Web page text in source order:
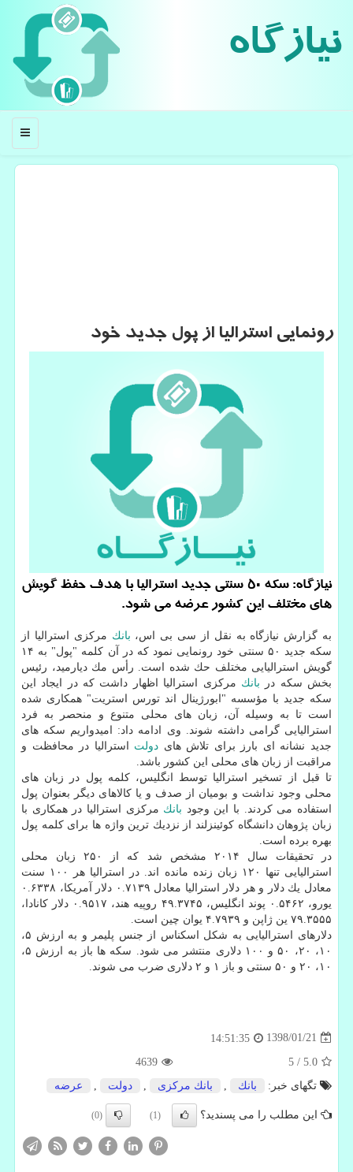
نیازگاه
منو
رونمایی استرالیا از پول جدید خود
نیازگاه: سكه 50 سنتی جدید استرالیا با هدف حفظ گویش
های مختلف این كشور عرضه می شود.
به گزارش نیازگاه به نقل از سی بی اس، بانك مركزی استرالیا از
سكه جدید ۵۰ سنتی خود رونمایی نمود كه در آن كلمه "پول" به ۱۴
گویش استرالیایی مختلف حك شده است. رأس مك دیارمید، رئیس
بخش سكه در بانك مركزی استرالیا اظهار داشت كه در ایجاد این
سكه جدید با مؤسسه "ابورژینال اند تورس استریت" همكاری شده
است تا به وسیله آن، زبان های محلی متنوع و منحصر به فرد
استرالیایی گرامی داشته شوند. وی ادامه داد: امیدواریم سكه های
جدید نشانه ای بارز برای تلاش های دولت استرالیا در محافظت و
مراقبت از زبان های محلی این كشور باشد.
تا قبل از تسخیر استرالیا توسط انگلیس، كلمه پول در زبان های
محلی وجود نداشت و بومیان از صدف و یا كالاهای دیگر بعنوان پول
استفاده می كردند. با این وجود بانك مركزی استرالیا در همكاری با
زبان پژوهان دانشگاه كوئینزلند از نزدیك ترین واژه ها برای كلمه پول
بهره برده است.
در تحقیقات سال ۲۰۱۴ مشخص شد كه از ۲۵۰ زبان محلی
استرالیایی تنها ۱۲۰ زبان زنده مانده اند. در استرالیا هر ۱۰۰ سنت
معادل یك دلار و هر دلار استرالیا معادل ۰.۷۱۳۹ دلار آمریكا، ۰.۶۳۳۸
یورو، ۰.۵۴۶۲ پوند انگلیس، ۴۹.۳۷۴۵ روپیه هند، ۰.۹۵۱۷ دلار كانادا،
۷۹.۳۵۵۵ ین ژاپن و ۴.۷۹۳۹ یوان چین است.
دلارهای استرالیایی به شكل اسكناس از جنس پلیمر و به ارزش ۵،
۱۰، ۲۰، ۵۰ و ۱۰۰ دلاری منتشر می شود. سكه ها باز به ارزش ۵،
۱۰، ۲۰ و ۵۰ سنتی و باز ۱ و ۲ دلاری ضرب می شوند.
1398/01/21
14:51:35
5.0
/
5
4639
تگهای خبر:
بانك بانك مركزی دولت عرضه
این مطلب را می پسندید؟ (1)
(0)